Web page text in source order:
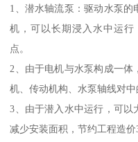
1、潜水轴流泵：驱动水泵
机，可以长期浸入水中运
点。
2、由于电机与水泵构成一
机、传动机构、水泵轴线对
3、由于潜入水中运行，可以
减少安装面积，节约工程造价